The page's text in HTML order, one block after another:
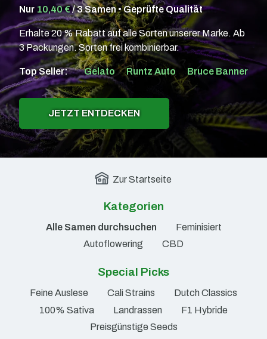
Nur 10,40 €/ 3 Samen • Geprüfte Qualität
Erhalte 20 % Rabatt auf alle Sorten unserer Marke. Ab
3 Packungen. Sorten frei kombinierbar.
Top Seller: Gelato Runtz Auto Bruce Banner
JETZT ENTDECKEN
Zur Startseite
Kategorien
Alle Samen durchsuchen
Feminisiert
Autoflowering
CBD
Special Picks
Feine Auslese Cali Strains
Dutch Classics
100% Sativa
Landrassen
F1 Hybride
Preisgünstige Seeds